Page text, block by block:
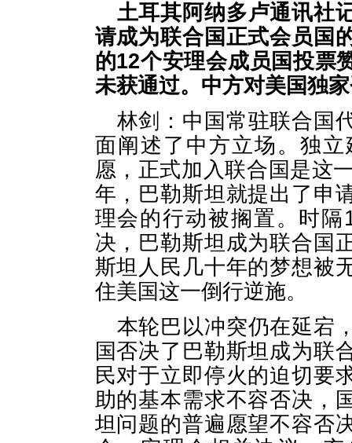
土耳其阿纳多卢通讯社
请成为联合国正式会员国
的12个安理会成员国投票
未获通过。中方对美国独
林剑：中国常驻联合国
面阐述了中方立场。独
愿，正式加入联合国是这
年，巴勒斯坦就提出了申
理会的行动被搁置。时
决，巴勒斯坦成为联合国
斯坦人民几十年的梦想被
住美国这一倒行逆施。
本轮巴以冲突仍在延宕
国否决了巴勒斯坦成为联
民对于立即停火的迫切要
助的基本需求不容否决，
坦问题的普遍愿望不容否